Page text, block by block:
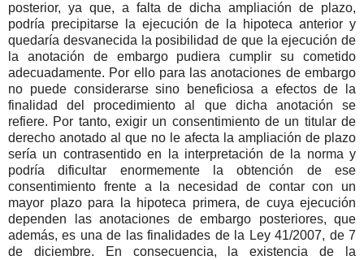
posterior, ya que, a falta de dicha ampliación de plazo,
podría precipitarse la ejecución de la hipoteca anterior y
quedaría desvanecida la posibilidad de que la ejecución de
la anotación de embargo pudiera cumplir su cometido
adecuadamente. Por ello para las anotaciones de embargo
no puede considerarse sino beneficiosa a efectos de la
finalidad del procedimiento al que dicha anotación se
refiere. Por tanto, exigir un consentimiento de un titular de
derecho anotado al que no le afecta la ampliación de plazo
sería un contrasentido en la interpretación de la norma y
podría dificultar enormemente la obtención de ese
consentimiento frente a la necesidad de contar con un
mayor plazo para la hipoteca primera, de cuya ejecución
dependen las anotaciones de embargo posteriores, que
además, es una de las finalidades de la Ley 41/2007, de 7
de diciembre. En consecuencia, la existencia de la